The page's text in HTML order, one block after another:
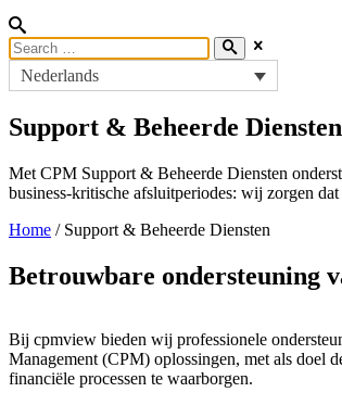
Nederlands
Support & Beheerde Diensten
Met CPM Support & Beheerde Diensten
business‑kritische afsluitperiodes: wij zorgen
Home / Support & Beheerde Diensten
Betrouwbare ondersteuning
Bij cpmview bieden wij professionele
Management (CPM) oplossingen, met als doel
financiële processen te waarborgen.